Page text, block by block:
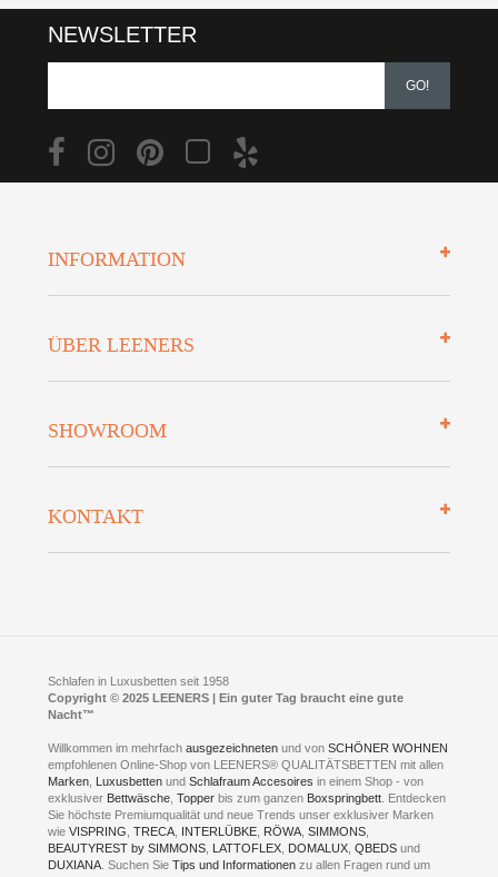
NEWSLETTER
GO!
INFORMATION
Finanzierung
Datenschutz
ÜBER LEENERS
Preisgarantie
Presse
Jobs
SHOWROOM
Fotoalbum
Kontakt
KONTAKT
Neuer Showroom für unsere Onlineartikel.
Kontakt via:WhatsApp
Kontakt via:eMail
mögliche Zeiten für eine Showroom Terminreservierung
MO und DI geschlossen
MI - FR 11 bis 17 Uhr
Schlafen in Luxusbetten seit 1958
Copyright © 2025 LEENERS | Ein guter Tag braucht eine gute
Nacht™
Willkommen im mehrfachausgezeichnetenund vonSCHÖNER WOHNEN
empfohlenen Online-Shop von LEENERS® QUALITÄTSBETTEN mit allen
Marken Luxusbetten undSchlafraum Accesoires in einem Shop - von
exklusiver Bettwäsche ,Topper bis zum ganzen Boxspringbett . Entdecken
Sie höchste Premiumqualität und neue Trends unser exklusiver Marken
wieVISPRING ,TRECA INTERLÜBKE RÖWA ,SIMMONS
BEAUTYREST by SIMMONS LATTOFLEX DOMALUX ,QBEDS und
DUXIANA . Suchen SieTips und Informationen zu allen Fragen rund um